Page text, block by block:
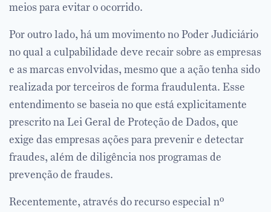
meios para evitar o ocorrido.
Por outro lado, há um movimento no Poder Judiciário
no qual a culpabilidade deve recair sobre as empresas
e as marcas envolvidas, mesmo que a ação tenha sido
realizada por terceiros de forma fraudulenta. Esse
entendimento se baseia no que está explicitamente
prescrito na Lei Geral de Proteção de Dados, que
exige das empresas ações para prevenir e detectar
fraudes, além de diligência nos programas de
prevenção de fraudes.
Recentemente, através do recurso especial nº